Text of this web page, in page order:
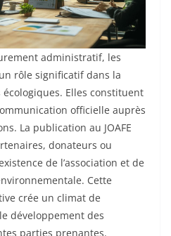
administratif, les
rôle significatif dans la
Elles constituent
officielle auprès
La publication au JOAFE
donateurs ou
de l’association et de
Cette
crée un climat de
développement des
parties prenantes.